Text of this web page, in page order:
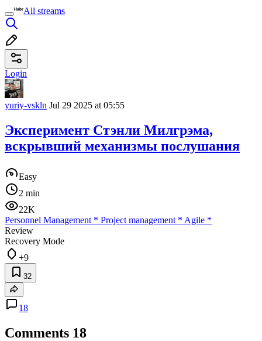
All streams
Login
yuriy-vskln Jul 29 2025 at 05:55
Эксперимент Стэнли Милгрэма,
вскрывший механизмы послушания
Easy
2 min
22K
Personnel Management * Project management * Agile *
Review
Recovery Mode
+9
32
18
Comments 18